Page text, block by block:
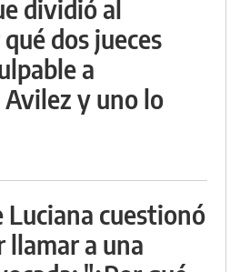
dividió al
dos jueces
a
y uno lo
Luciana cuestionó
llamar a una